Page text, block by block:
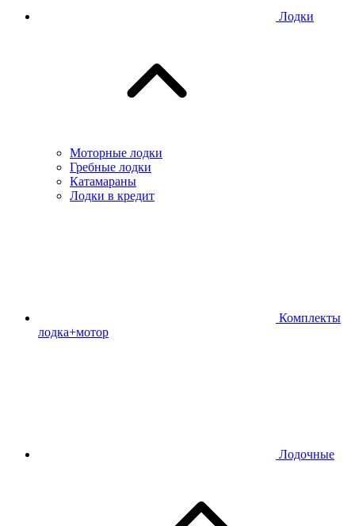
Лодки
Моторные лодки
Гребные лодки
Катамараны
Лодки в кредит
Комплекты
лодка+мотор
Лодочные